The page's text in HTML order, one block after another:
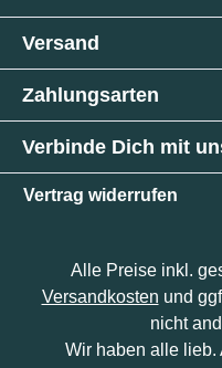
Versand
Zahlungsarten
Verbinde Dich mit
Vertrag widerrufen
Alle Preise inkl.
Versandkosten und
nicht
Wir haben alle lieb.